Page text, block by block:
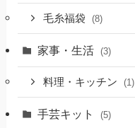
毛糸福袋 (8)
家事・生活 (3)
料理・キッチン (1)
手芸キット (5)